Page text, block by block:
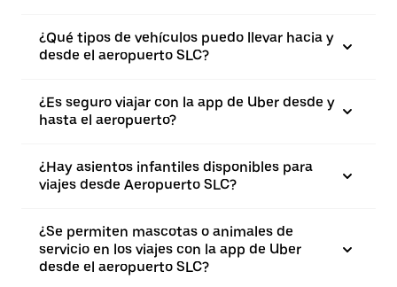
¿Qué tipos de vehículos puedo llevar hacia y
desde el aeropuerto SLC?
¿Es seguro viajar con la app de Uber desde y
hasta el aeropuerto?
¿Hay asientos infantiles disponibles para
viajes desde Aeropuerto SLC?
¿Se permiten mascotas o animales de
servicio en los viajes con la app de Uber
desde el aeropuerto SLC?